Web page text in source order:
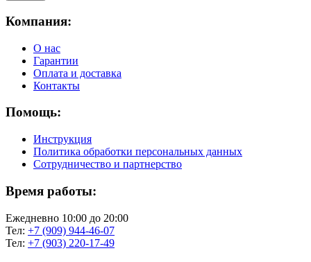
Компания:
О нас
Гарантии
Оплата и доставка
Контакты
Помощь:
Инструкция
Политика обработки персональных данных
Сотрудничество и партнерство
Время работы:
Ежедневно 10:00 до 20:00
Тел: +7 (909) 944-46-07
Тел: +7 (903) 220-17-49